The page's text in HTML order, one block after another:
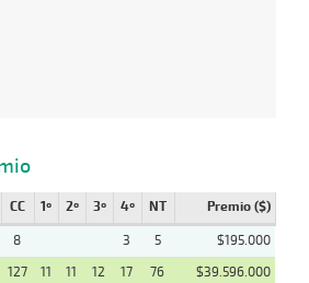
CC 1º 2º 3º 4º NT Premio ($)
8 3 5
$195.000
127 11 11 12 17 76
$39.596.000